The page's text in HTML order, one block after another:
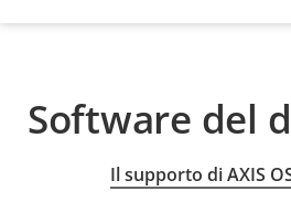
Software del
Il supporto di AXIS